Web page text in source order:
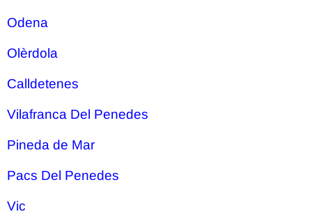
Odena
Olèrdola
Calldetenes
Vilafranca Del Penedes
Pineda de Mar
Pacs Del Penedes
Vic